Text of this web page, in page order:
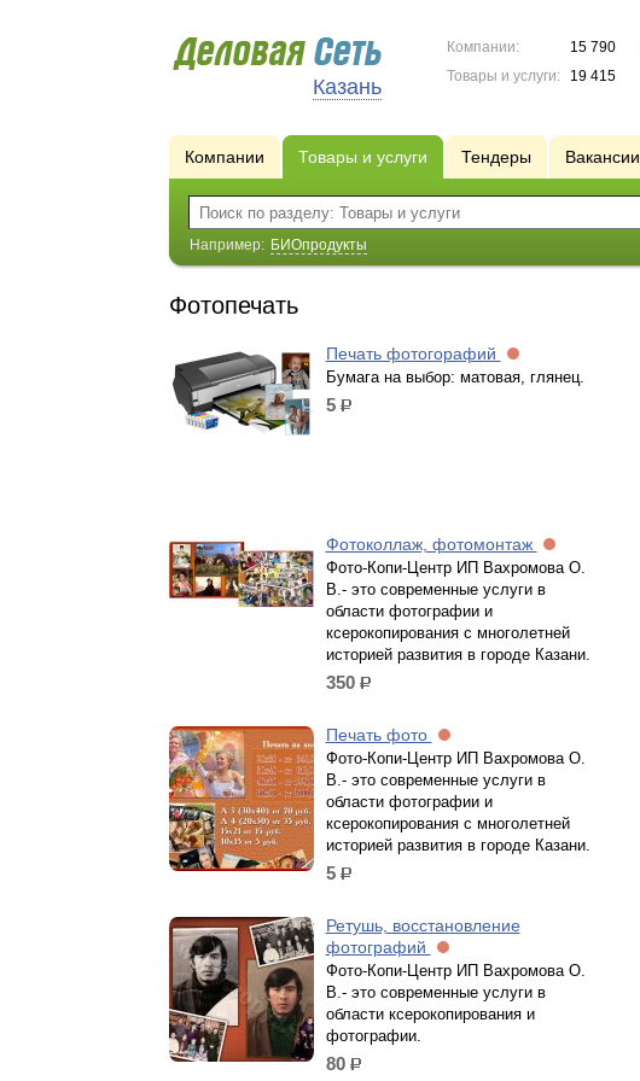
Казань
Компании:
15 790
Товары и услуги:
19 415
Компании Товары и услуги Тендеры Вакансии
Например: БИОпродукты
Фотопечать
Печать фотогорафий
Бумага на выбор: матовая, глянец.
5 р.
Фотоколлаж, фотомонтаж
Фото-Копи-Центр ИП Вахромова О.
В.- это современные услуги в
области фотографии и
ксерокопирования с многолетней
историей развития в городе Казани.
350 р.
Печать фото
Фото-Копи-Центр ИП Вахромова О.
В.- это современные услуги в
области фотографии и
ксерокопирования с многолетней
историей развития в городе Казани.
5 р.
Ретушь, восстановление
фотографий
Фото-Копи-Центр ИП Вахромова О.
В.- это современные услуги в
области ксерокопирования и
фотографии.
80 р.